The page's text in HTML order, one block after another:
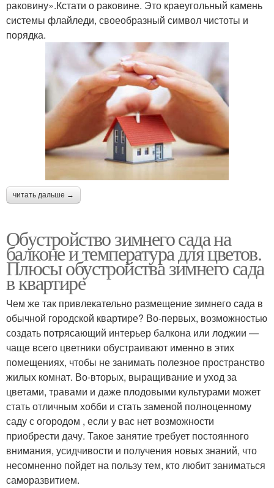
раковину».Кстати о раковине. Это краеугольный камень
системы флайледи, своеобразный символ чистоты и
порядка.
читать дальше →
Обустройство зимнего сада на
балконе и температура для цветов.
Плюсы обустройства зимнего сада
в квартире
Чем же так привлекательно размещение зимнего сада в
обычной городской квартире? Во-первых, возможностью
создать потрясающий интерьер балкона или лоджии —
чаще всего цветники обустраивают именно в этих
помещениях, чтобы не занимать полезное пространство
жилых комнат. Во-вторых, выращивание и уход за
цветами, травами и даже плодовыми культурами может
стать отличным хобби и стать заменой полноценному
саду с огородом , если у вас нет возможности
приобрести дачу. Такое занятие требует постоянного
внимания, усидчивости и получения новых знаний, что
несомненно пойдет на пользу тем, кто любит заниматься
саморазвитием.